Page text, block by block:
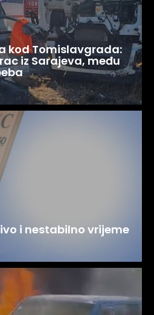
kod Tomislavgrada:
iz Sarajeva, među
i nestabilno vrijeme